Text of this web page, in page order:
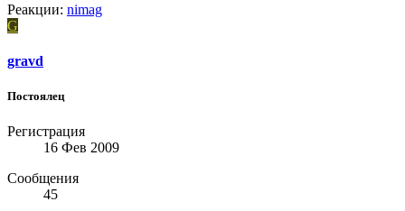
Реакции: nimag
G
gravd
Постоялец
Регистрация
16 Фев 2009
Сообщения
45